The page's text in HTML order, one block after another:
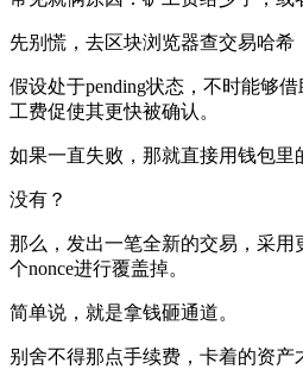
先别慌，去区块浏览器查交易哈希
假设处于pending状态，不时能够
工费促使其更快被确认。
如果一直失败，那就直接用钱包里
没有？
那么，发出一笔全新的交易，采用
个nonce进行覆盖掉。
简单说，就是拿钱砸通道。
别舍不得那点手续费，卡着的资产